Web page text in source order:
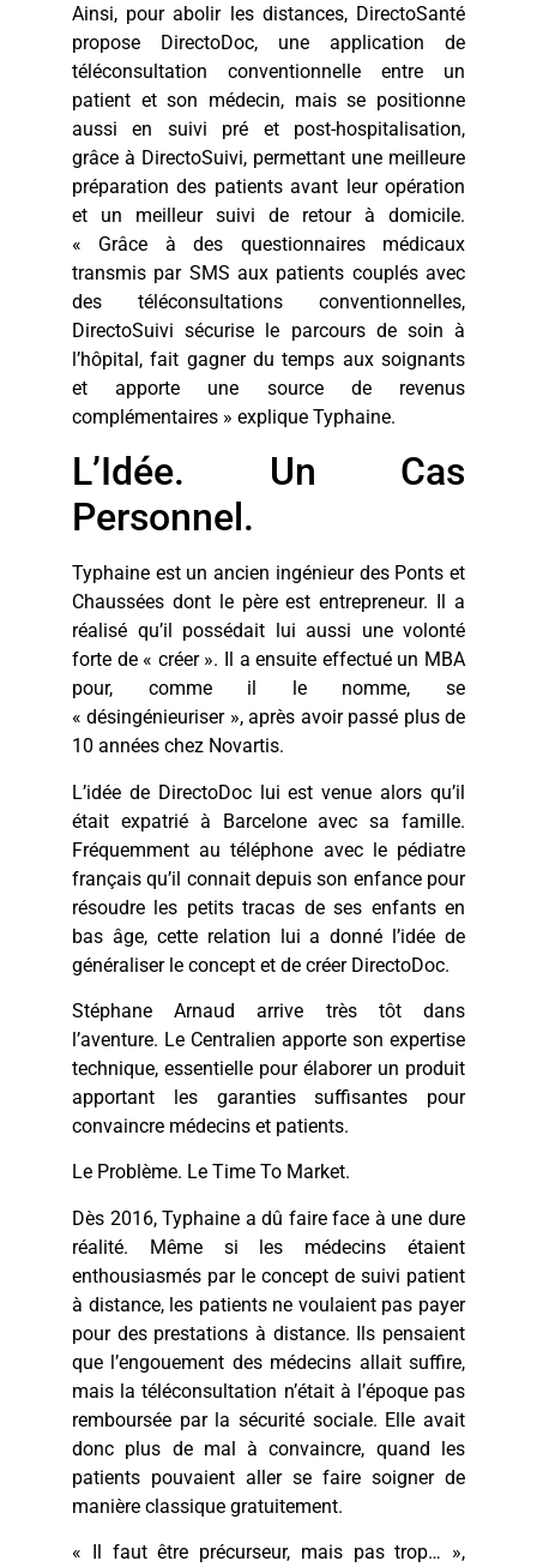
Ainsi, pour abolir les distances, DirectoSanté
propose DirectoDoc, une application de
téléconsultation conventionnelle entre un
patient et son médecin, mais se positionne
aussi en suivi pré et post-hospitalisation,
grâce à DirectoSuivi, permettant une meilleure
préparation des patients avant leur opération
et un meilleur suivi de retour à domicile.
« Grâce à des questionnaires médicaux
transmis par SMS aux patients couplés avec
des téléconsultations conventionnelles,
DirectoSuivi sécurise le parcours de soin à
l’hôpital, fait gagner du temps aux soignants
et apporte une source de revenus
complémentaires » explique Typhaine.
L’Idée. Un Cas
Personnel.
Typhaine est un ancien ingénieur des Ponts et
Chaussées dont le père est entrepreneur. Il a
réalisé qu’il possédait lui aussi une volonté
forte de « créer ». Il a ensuite effectué un MBA
pour, comme il le nomme, se
« désingénieuriser », après avoir passé plus de
10 années chez Novartis.
L’idée de DirectoDoc lui est venue alors qu’il
était expatrié à Barcelone avec sa famille.
Fréquemment au téléphone avec le pédiatre
français qu’il connait depuis son enfance pour
résoudre les petits tracas de ses enfants en
bas âge, cette relation lui a donné l’idée de
généraliser le concept et de créer DirectoDoc.
Stéphane Arnaud arrive très tôt dans
l’aventure. Le Centralien apporte son expertise
technique, essentielle pour élaborer un produit
apportant les garanties suffisantes pour
convaincre médecins et patients.
Le Problème. Le Time To Market.
Dès 2016, Typhaine a dû faire face à une dure
réalité. Même si les médecins étaient
enthousiasmés par le concept de suivi patient
à distance, les patients ne voulaient pas payer
pour des prestations à distance. Ils pensaient
que l’engouement des médecins allait suffire,
mais la téléconsultation n’était à l’époque pas
remboursée par la sécurité sociale. Elle avait
donc plus de mal à convaincre, quand les
patients pouvaient aller se faire soigner de
manière classique gratuitement.
« Il faut être précurseur, mais pas trop… »,